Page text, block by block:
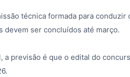
técnica formada para conduzir
devem ser concluídos até março.
a previsão é que o edital do